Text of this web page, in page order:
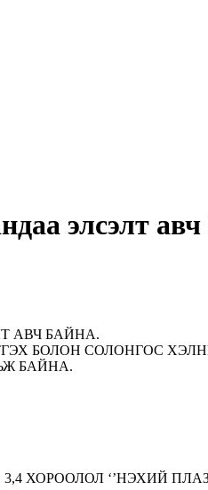
элсэлт авч
АВЧ БАЙНА.
БОЛОН СОЛОНГОС
БАЙНА.
‘’НЭХИЙ